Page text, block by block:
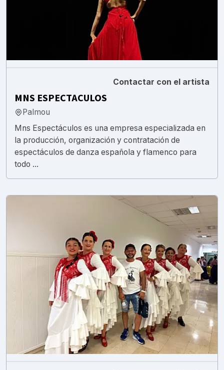
Contactar con el artista
MNS ESPECTACULOS
Palmou
Mns Espectáculos es una empresa especializada en
la producción, organización y contratación de
espectáculos de danza española y flamenco para
todo ...